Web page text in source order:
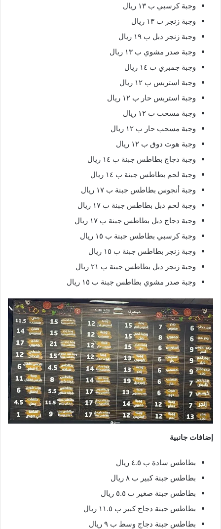
وجبة كرسبي ب ١٣ ريال
وجبة زنجر ب ١٣ ريال
وجبة زنجر دبل ب ١٩ ريال
وجبة صدر مشوي ب ١٣ ريال
وجبة جمبري ب ١٤ ريال
وجبة استربس ب ١٢ ريال
وجبة استربس حار ب ١٢ ريال
وجبة مسحب ب ١٢ ريال
وجبة مسحب حار ب ١٢ ريال
وجبة هوت دوق ب ١٢ ريال
وجبة دجاج بطاطس جبنة ب ١٤ ريال
وجبة لحم بطاطس جبنة ب ١٤ ريال
وجبة أنجوس بطاطس جبنة ب ١٧ ريال
وجبة لحم دبل بطاطس جبنة ب ١٧ ريال
وجبة دجاج دبل بطاطس جبنة ب ١٧ ريال
وجبة كرسبي بطاطس جبنة ب ١٥ ريال
وجبة زنجر بطاطس جبنة ب ١٥ ريال
وجبة زنجر دبل بطاطس جبنة ب ٢١ ريال
وجبة صدر مشوي بطاطس جبنة ب ١٥ ريال
إضافات جانبية
بطاطس سادة ب ٤.٥ ريال
بطاطس جبنة كبير ب ٨ ريال
بطاطس جبنة صغير ب ٥.٥ ريال
بطاطس جبنة دجاج كبير ب ١١.٥ ريال
بطاطس جبنة دجاج وسط ب ٩ ريال